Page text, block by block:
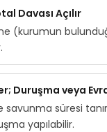
Davası Açılır
(kurumun
Duruşma veya
savunma süresi
yapılabilir.